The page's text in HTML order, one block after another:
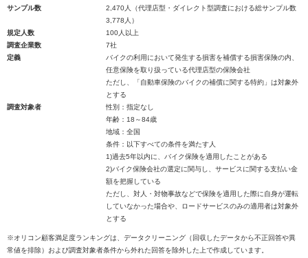
サンプル数
2,470人（代理店型・ダイレクト型調査における総サンプル数
3,778人）
規定人数
100人以上
調査企業数
7社
定義
バイクの利用において発生する損害を補償する損害保険の内、
任意保険を取り扱っている代理店型の保険会社
ただし、「自動車保険のバイクの補償に関する特約」は対象外
とする
調査対象者
性別：指定なし
年齢：18～84歳
地域：全国
条件：以下すべての条件を満たす人
1)過去5年以内に、バイク保険を適用したことがある
2)バイク保険会社の選定に関与し、サービスに関する支払い金
額を把握している
ただし、対人・対物事故などで保険を適用した際に自身が運転
していなかった場合や、ロードサービスのみの適用者は対象外
とする
※オリコン顧客満足度ランキングは、データクリーニング（回収したデータから不正回答や異
常値を排除）および調査対象者条件から外れた回答を除外した上で作成しています。